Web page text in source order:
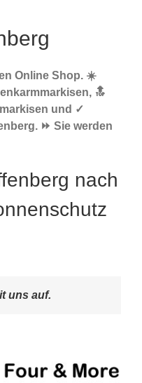
Online Shop. ☀️
🔝
und ✓
⏩ Sie werden
nach
uns auf.